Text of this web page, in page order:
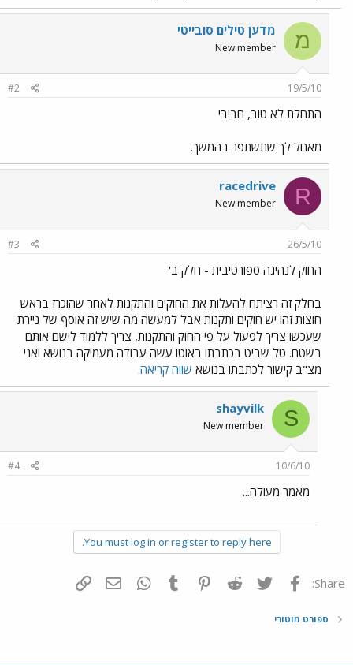
מ מדען טילים סובייטי
New member
19/5/10
#2
התחלת לא טוב, חביבי
מאחל לך שתשתפר בהמשך.
R
racedrive
New member
26/5/10
#3
החוק לנהיגה ספורטיבית - חלק ב'
בחלק זה רציתח להעלות את החוקים והתקנות לאחר שהוכרז בראש
חוצות זהו יש חוקים ותקנות אבל למעשה מה שיש זה אוסף של ניירת
שעכשו צריך לפעול על פי החוק והתקנות, צריך ללמוד לישם אותם
בשטח. טל שביט בכתבתו באוטו עשה עבודה מעמיקה בנושא ואני
מצ"ב קישור לכתבתו בנושא שווה קריאה.
S
shayvilk
New member
10/6/10
#4
מאמר מעולה...
You must log in or register to reply here.
Share: פייסבוק Twitter
Reddit
Pinterest
Tumblr
WhatsAppדואר אלקטרוני
ספורט מוטורי